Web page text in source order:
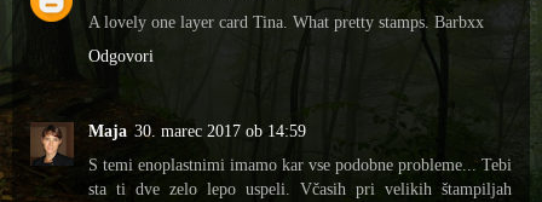
A lovely one layer card Tina. What pretty stamps. Barbxx
Odgovori
Maja 30. marec 2017 ob 14:59
S temi enoplastnimi imamo kar vse podobne probleme... Tebi
sta ti dve zelo lepo uspeli. Včasih pri velikih štampiljah